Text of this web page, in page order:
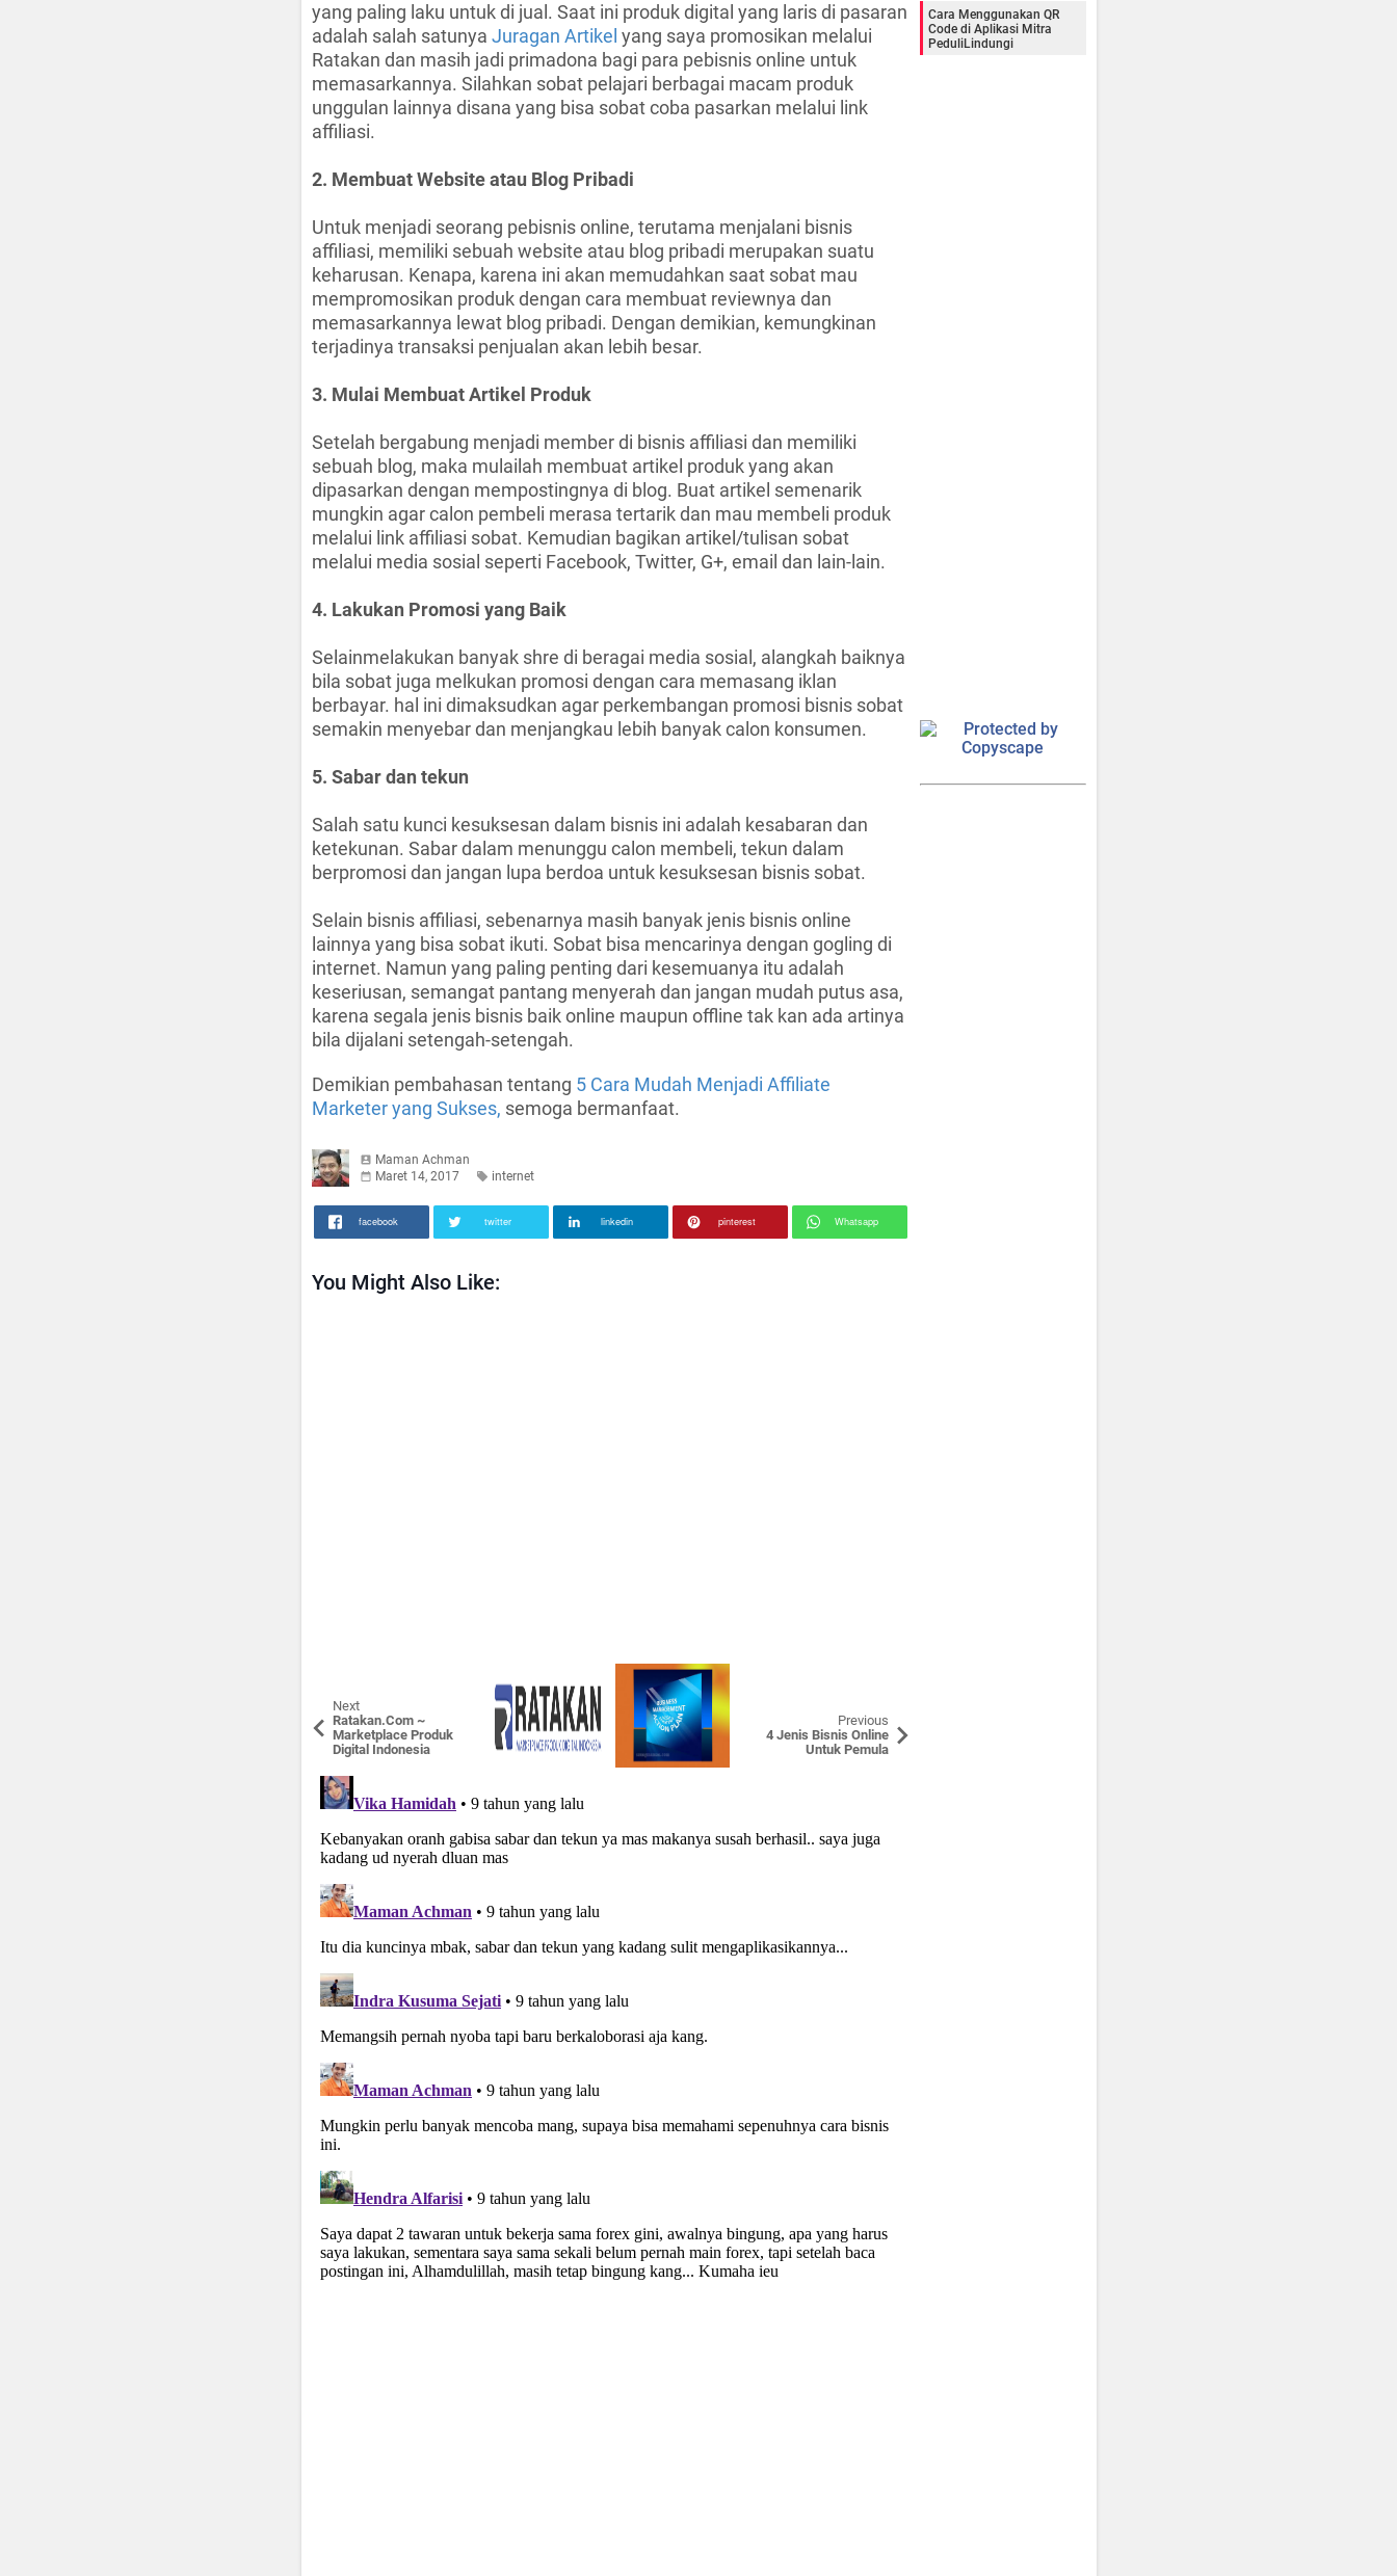
yang paling laku untuk di jual. Saat ini produk digital yang laris di pasaran
adalah salah satunya Juragan Artikel yang saya promosikan melalui
Ratakan dan masih jadi primadona bagi para pebisnis online untuk
memasarkannya. Silahkan sobat pelajari berbagai macam produk
unggulan lainnya disana yang bisa sobat coba pasarkan melalui link
affiliasi.
2. Membuat Website atau Blog Pribadi
Untuk menjadi seorang pebisnis online, terutama menjalani bisnis
affiliasi, memiliki sebuah website atau blog pribadi merupakan suatu
keharusan. Kenapa, karena ini akan memudahkan saat sobat mau
mempromosikan produk dengan cara membuat reviewnya dan
memasarkannya lewat blog pribadi. Dengan demikian, kemungkinan
terjadinya transaksi penjualan akan lebih besar.
3. Mulai Membuat Artikel Produk
Setelah bergabung menjadi member di bisnis affiliasi dan memiliki
sebuah blog, maka mulailah membuat artikel produk yang akan
dipasarkan dengan mempostingnya di blog. Buat artikel semenarik
mungkin agar calon pembeli merasa tertarik dan mau membeli produk
melalui link affiliasi sobat. Kemudian bagikan artikel/tulisan sobat
melalui media sosial seperti Facebook, Twitter, G+, email dan lain-lain.
4. Lakukan Promosi yang Baik
Selainmelakukan banyak shre di beragai media sosial, alangkah baiknya
bila sobat juga melkukan promosi dengan cara memasang iklan
berbayar. hal ini dimaksudkan agar perkembangan promosi bisnis sobat
semakin menyebar dan menjangkau lebih banyak calon konsumen.
5. Sabar dan tekun
Salah satu kunci kesuksesan dalam bisnis ini adalah kesabaran dan
ketekunan. Sabar dalam menunggu calon membeli, tekun dalam
berpromosi dan jangan lupa berdoa untuk kesuksesan bisnis sobat.
Selain bisnis affiliasi, sebenarnya masih banyak jenis bisnis online
lainnya yang bisa sobat ikuti. Sobat bisa mencarinya dengan gogling di
internet. Namun yang paling penting dari kesemuanya itu adalah
keseriusan, semangat pantang menyerah dan jangan mudah putus asa,
karena segala jenis bisnis baik online maupun offline tak kan ada artinya
bila dijalani setengah-setengah.
Demikian pembahasan tentang 5 Cara Mudah Menjadi Affiliate
Marketer yang Sukses, semoga bermanfaat.
Maman Achman
Maret 14, 2017
internet
facebook twitter linkedin pinterest Whatsapp
You Might Also Like:
Next
Ratakan.Com ~
Marketplace Produk
Digital Indonesia
Previous
4 Jenis Bisnis Online
Untuk Pemula
Cara Menggunakan QR
Code di Aplikasi Mitra
PeduliLindungi